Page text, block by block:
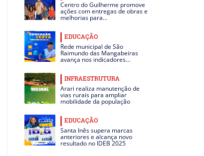
Centro do Guilherme promove
ações com entregas de obras e
melhorias para…
EDUCAÇÃO
Rede municipal de São
Raimundo das Mangabeiras
avança nos indicadores…
INFRAESTRUTURA
Arari realiza manutenção de
vias rurais para ampliar
mobilidade da população
EDUCAÇÃO
Santa Inês supera marcas
anteriores e alcança novo
resultado no IDEB 2025